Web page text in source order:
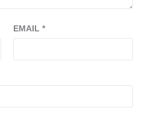
EMAIL *